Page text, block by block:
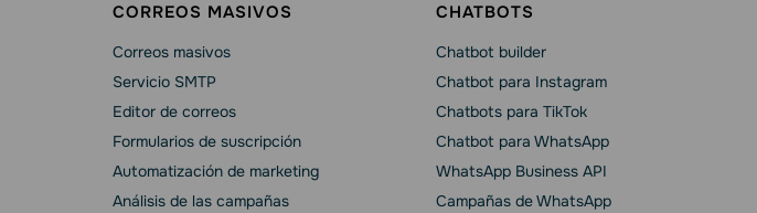
CORREOS MASIVOS
Correos masivos
Servicio SMTP
Editor de correos
Formularios de suscripción
Automatización de marketing
Análisis de las campañas
CHATBOTS
Chatbot builder
Chatbot para Instagram
Chatbots para TikTok
Chatbot para WhatsApp
WhatsApp Business API
Campañas de WhatsApp